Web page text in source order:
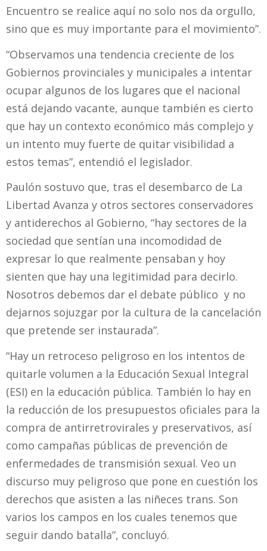
Encuentro se realice aquí no solo nos da orgullo,
sino que es muy importante para el movimiento”.
“Observamos una tendencia creciente de los
Gobiernos provinciales y municipales a intentar
ocupar algunos de los lugares que el nacional
está dejando vacante, aunque también es cierto
que hay un contexto económico más complejo y
un intento muy fuerte de quitar visibilidad a
estos temas”, entendió el legislador.
Paulón sostuvo que, tras el desembarco de La
Libertad Avanza y otros sectores conservadores
y antiderechos al Gobierno, “hay sectores de la
sociedad que sentían una incomodidad de
expresar lo que realmente pensaban y hoy
sienten que hay una legitimidad para decirlo.
Nosotros debemos dar el debate público y no
dejarnos sojuzgar por la cultura de la cancelación
que pretende ser instaurada”.
“Hay un retroceso peligroso en los intentos de
quitarle volumen a la Educación Sexual Integral
(ESI) en la educación pública. También lo hay en
la reducción de los presupuestos oficiales para la
compra de antirretrovirales y preservativos, así
como campañas públicas de prevención de
enfermedades de transmisión sexual. Veo un
discurso muy peligroso que pone en cuestión los
derechos que asisten a las niñeces trans. Son
varios los campos en los cuales tenemos que
seguir dando batalla”, concluyó.